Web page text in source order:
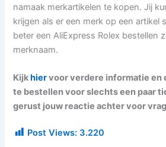
namaak merkartikelen te kopen. Jij
krijgen als er een merk op een artikel
beter een AliExpress Rolex bestellen
merknaam.
Kijkhiervoor verdere informatie en
te bestellen voor slechts een paar
gerust jouw reactie achter voor
Post Views: 3.220